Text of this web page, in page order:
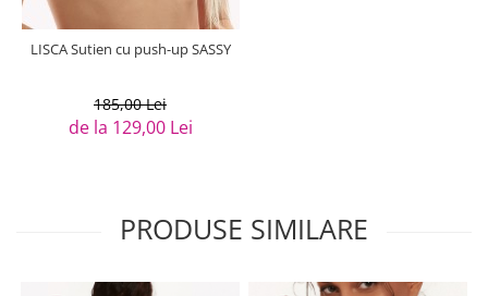
LISCA Sutien cu push-up SASSY
185,00 Lei
de la 129,00 Lei
PRODUSE SIMILARE